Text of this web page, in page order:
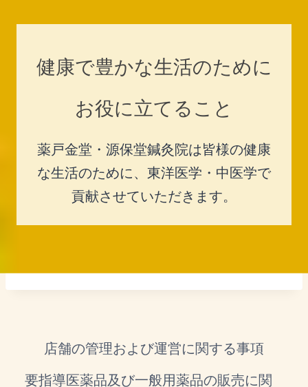
健康で豊かな生活のために
お役に立てること
薬戸金堂・源保堂鍼灸院は皆様の健康
な生活のために、東洋医学・中医学で
貢献させていただきます。
店舗の管理および運営に関する事項
要指導医薬品及び一般用薬品の販売に関